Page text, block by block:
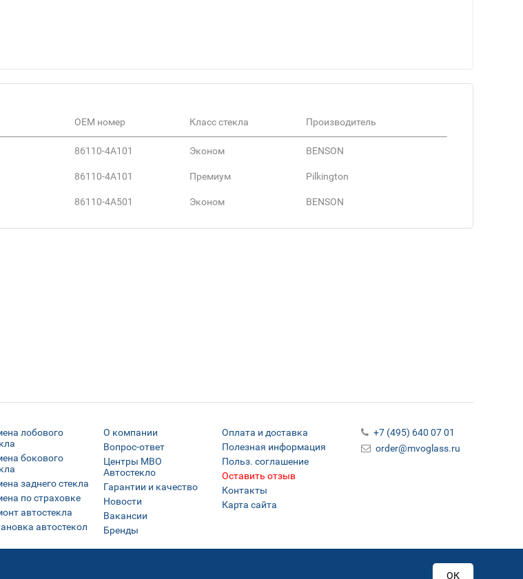
ОЕМ номер Класс стекла Производитель
86110-4A101 Эконом BENSON
86110-4A101 Премиум Pilkington
86110-4A501 Эконом BENSON
лобового
бокового
заднего стекла
по страховке
автостекла
автостекол
О компании
Вопрос-ответ
Центры МВО
Автостекло
Гарантии и качество
Новости
Вакансии
Бренды
Оплата и доставка
Полезная информация
Польз. соглашение
Оставить отзыв
Контакты
Карта сайта
+7 (495) 640 07 01
order@mvoglass.ru
ОК